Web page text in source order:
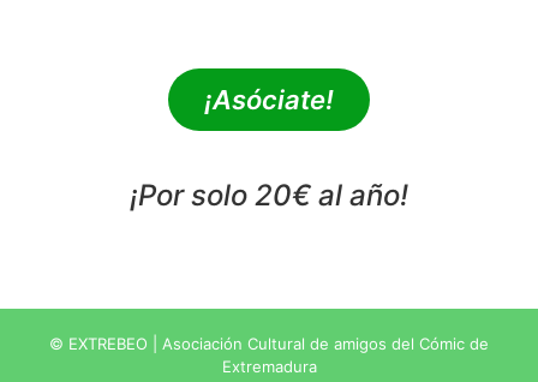
¡Asóciate!
¡Por solo 20€ al año!
© EXTREBEO | Asociación Cultural de amigos del Cómic de
Extremadura